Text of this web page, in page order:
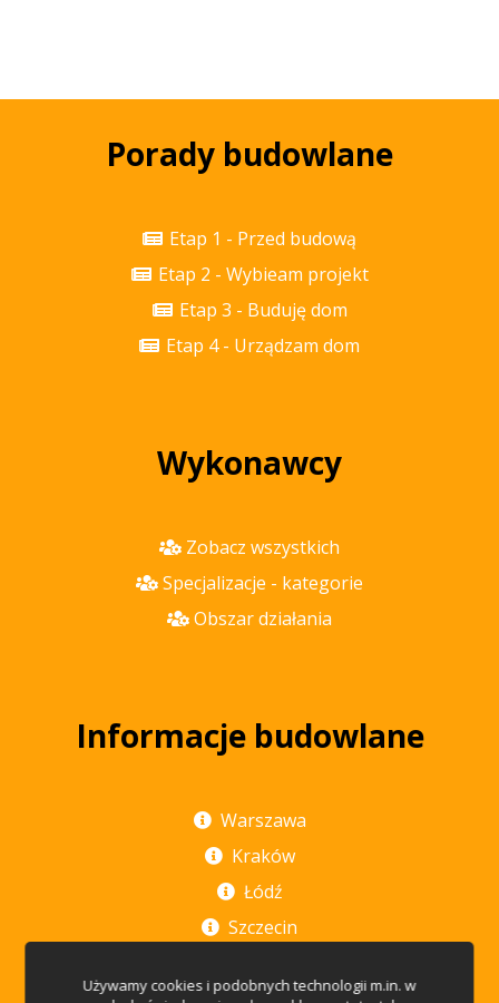
Porady budowlane
Etap 1 - Przed budową
Etap 2 - Wybieam projekt
Etap 3 - Buduję dom
Etap 4 - Urządzam dom
Wykonawcy
Zobacz wszystkich
Specjalizacje - kategorie
Obszar działania
Informacje budowlane
Warszawa
Kraków
Łódź
Szczecin
Używamy cookies i podobnych technologii m.in. w